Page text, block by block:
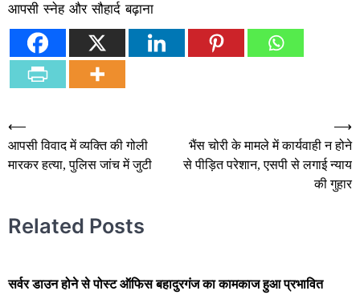
आपसी स्नेह और सौहार्द बढ़ाना
Post
navigation
⟵
आपसी विवाद में व्यक्ति की गोली
मारकर हत्या, पुलिस जांच में जुटी
भैंस चोरी के मामले में कार्यवाही न होने
से पीड़ित परेशान, एसपी से लगाई न्याय
की गुहार
⟶
Related Posts
सर्वर डाउन होने से पोस्ट ऑफिस बहादुरगंज का कामकाज हुआ प्रभावित